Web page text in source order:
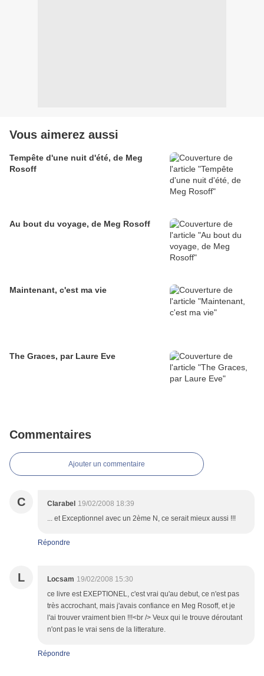
Vous aimerez aussi
Tempête d'une nuit d'été, de Meg
Rosoff
Au bout du voyage, de Meg Rosoff
Maintenant, c'est ma vie
The Graces, par Laure Eve
Commentaires
Ajouter un commentaire
C Clarabel 19/02/2008 18:39
... et Exceptionnel avec un 2ème N, ce serait mieux aussi !!!
Répondre
L Locsam 19/02/2008 15:30
ce livre est EXEPTIONEL, c'est vrai qu'au debut, ce n'est pas
très accrochant, mais j'avais confiance en Meg Rosoff, et je
l'ai trouver vraiment bien !!!<br /> Veux qui le trouve déroutant
n'ont pas le vrai sens de la litterature.
Répondre